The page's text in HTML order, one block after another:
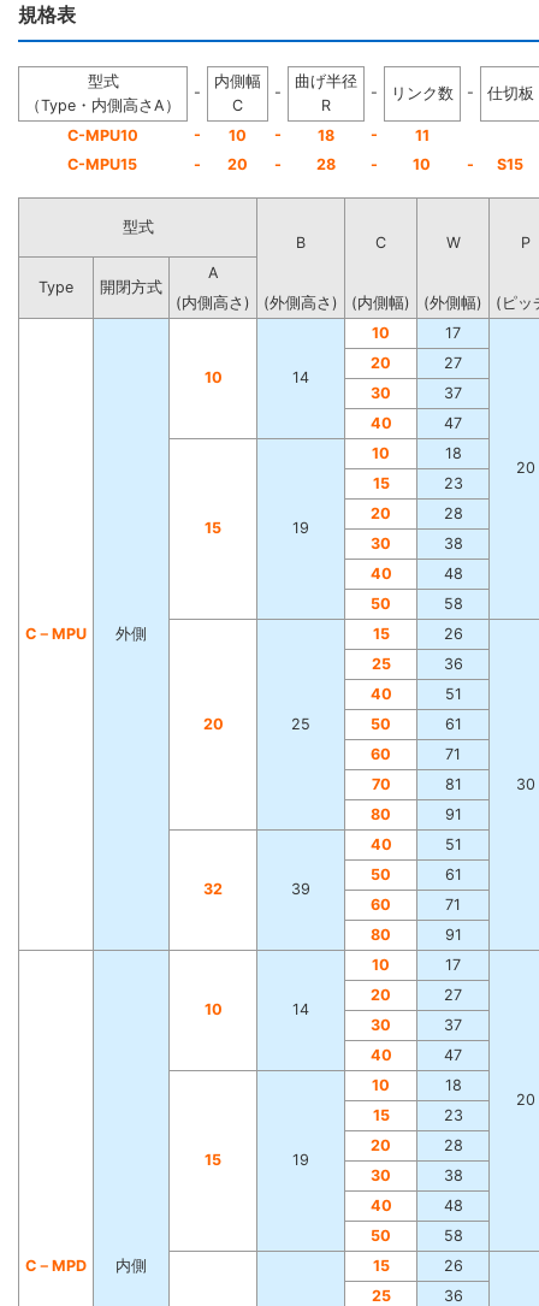
規格表
型式
（Type・内側高さA）
-
内側幅
C
-
曲げ半径
R
- リンク数 - 仕切板
C-MPU10 - 10 - 18 -
11
C-MPU15
- 20 - 28 - 10 - S15
型式
B
C W P
Type 開閉方式
A
(内側高さ)
(外側高さ) (内側幅) (外側幅) (ピッ
C－MPU 外側
10 14
10 17
20
20
27
30
37
40
47
15 19
10
18
15
23
20
28
30
38
40
48
50
58
20 25
15 26
30
25
36
40
51
50
61
60
71
70
81
80
91
32 39
40
51
50
61
60
71
80
91
C－MPD 内側
10 14
10 17
20
20
27
30
37
40
47
15 19
10
18
15
23
20
28
30
38
40
48
50
58
15 26
25
36